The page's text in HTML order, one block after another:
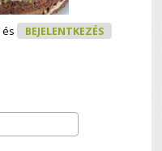
és
BEJELENTKEZÉS